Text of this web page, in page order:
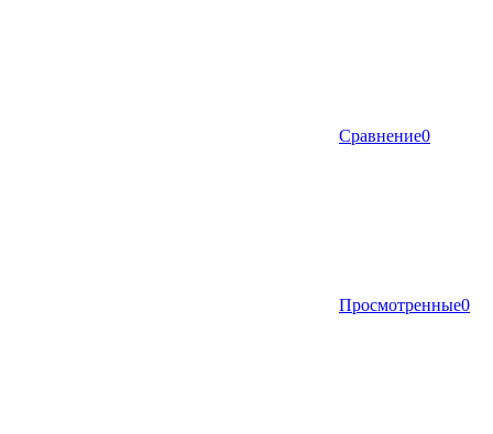
Сравнение0
Просмотренные0